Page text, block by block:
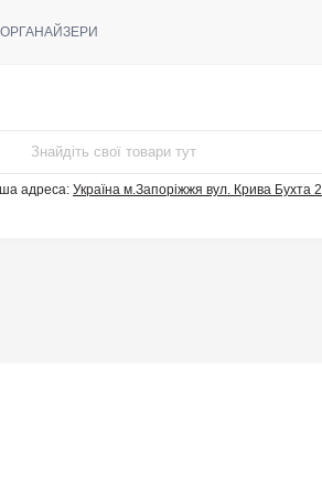
ОРГАНАЙЗЕРИ
адреса: Україна м.Запоріжжя вул. Крива Бухта 2